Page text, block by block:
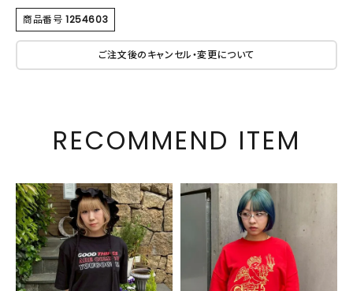
商品番号 1254603
ご注文後のキャンセル・変更について
RECOMMEND ITEM